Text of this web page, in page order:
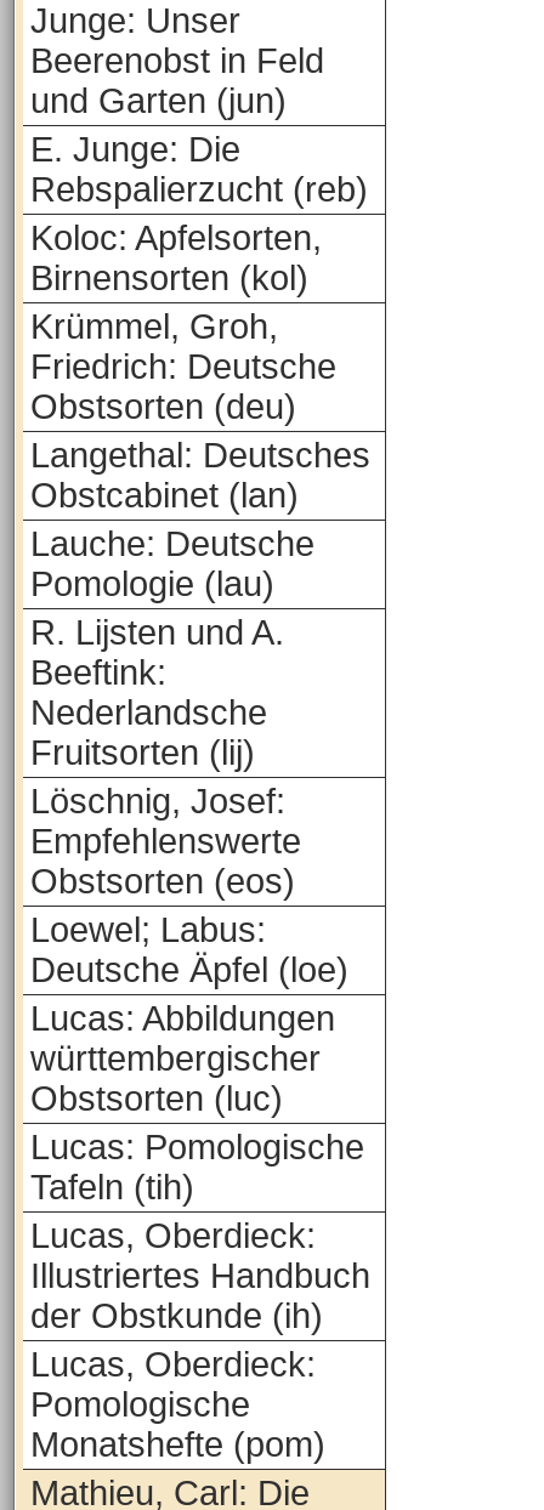
Junge: Unser
Beerenobst in Feld
und Garten (jun)
E. Junge: Die
Rebspalierzucht (reb)
Koloc: Apfelsorten,
Birnensorten (kol)
Krümmel, Groh,
Friedrich: Deutsche
Obstsorten (deu)
Langethal: Deutsches
Obstcabinet (lan)
Lauche: Deutsche
Pomologie (lau)
R. Lijsten und A.
Beeftink:
Nederlandsche
Fruitsorten (lij)
Löschnig, Josef:
Empfehlenswerte
Obstsorten (eos)
Loewel; Labus:
Deutsche Äpfel (loe)
Lucas: Abbildungen
württembergischer
Obstsorten (luc)
Lucas: Pomologische
Tafeln (tih)
Lucas, Oberdieck:
Illustriertes Handbuch
der Obstkunde (ih)
Lucas, Oberdieck:
Pomologische
Monatshefte (pom)
Mathieu, Carl: Die